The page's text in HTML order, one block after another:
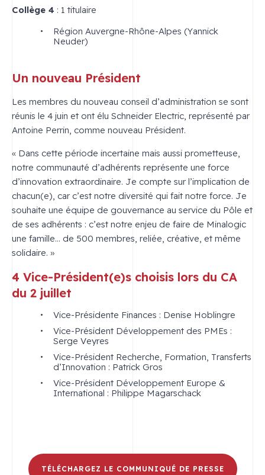
Collège 4 : 1 titulaire
Région Auvergne-Rhône-Alpes (Yannick
Neuder)
Un nouveau Président
Les membres du nouveau conseil d’administration se sont
réunis le 4 juin et ont élu Schneider Electric, représenté par
Antoine Perrin, comme nouveau Président.
« Dans cette période incertaine mais aussi prometteuse,
notre communauté d’adhérents représente une force
d’innovation extraordinaire. Je compte sur l’implication de
chacun(e), car c’est notre diversité qui fait notre force. Je
souhaite une équipe de gouvernance au service du Pôle et
de ses adhérents : c’est notre enjeu de faire de Minalogic
une famille… de 500 membres, reliée, créative, et même
solidaire. »
4 Vice-Président(e)s choisis lors du CA
du 2 juillet
Vice-Présidente Finances : Denise Hoblingre
Vice-Président Développement des PMEs :
Serge Veyres
Vice-Président Recherche, Formation, Transferts
d’Innovation : Patrick Gros
Vice-Président Développement Europe &
International : Philippe Magarschack
TÉLÉCHARGEZ LE COMMUNIQUÉ DE PRESSE